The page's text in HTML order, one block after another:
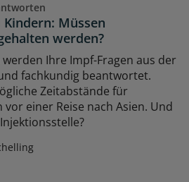
Müssen
werden?
Ihre Impf-Fragen aus der
fachkundig beantwortet.
Zeitabstände für
einer Reise nach Asien. Und